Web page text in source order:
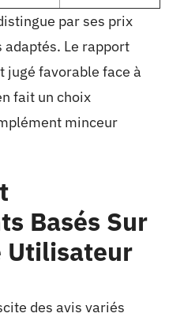
par ses prix
adaptés. Le rapport
jugé favorable face à
fait un choix
minceur
Basés Sur
Utilisateur
des avis variés